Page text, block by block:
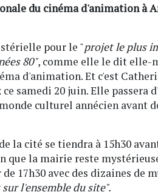
du cinéma d'animation à
pour le "projet le plus
80", comme elle le dit elle-
d'animation. Et c'est
samedi 20 juin. Elle passera
culturel annécien avant
la cité se tiendra à 15h30
que la mairie reste
17h30 avec des dizaines de
l'ensemble du site".